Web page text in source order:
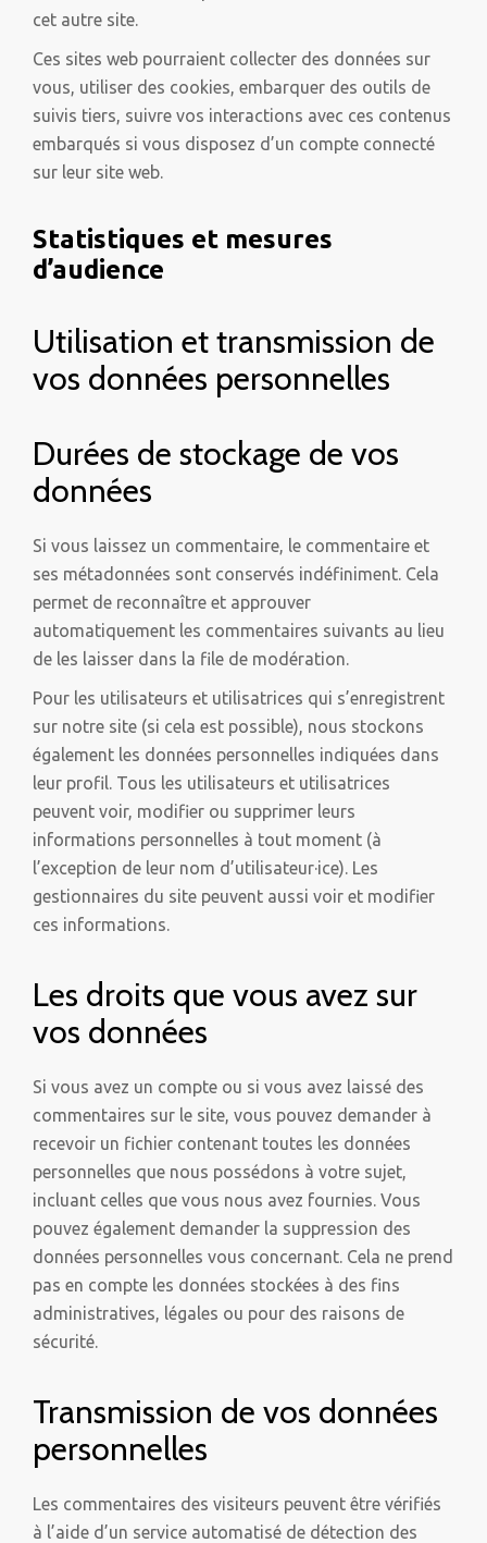
cet autre site.
Ces sites web pourraient collecter des données sur
vous, utiliser des cookies, embarquer des outils de
suivis tiers, suivre vos interactions avec ces contenus
embarqués si vous disposez d’un compte connecté
sur leur site web.
Statistiques et mesures
d’audience
Utilisation et transmission de
vos données personnelles
Durées de stockage de vos
données
Si vous laissez un commentaire, le commentaire et
ses métadonnées sont conservés indéfiniment. Cela
permet de reconnaître et approuver
automatiquement les commentaires suivants au lieu
de les laisser dans la file de modération.
Pour les utilisateurs et utilisatrices qui s’enregistrent
sur notre site (si cela est possible), nous stockons
également les données personnelles indiquées dans
leur profil. Tous les utilisateurs et utilisatrices
peuvent voir, modifier ou supprimer leurs
informations personnelles à tout moment (à
l’exception de leur nom d’utilisateur·ice). Les
gestionnaires du site peuvent aussi voir et modifier
ces informations.
Les droits que vous avez sur
vos données
Si vous avez un compte ou si vous avez laissé des
commentaires sur le site, vous pouvez demander à
recevoir un fichier contenant toutes les données
personnelles que nous possédons à votre sujet,
incluant celles que vous nous avez fournies. Vous
pouvez également demander la suppression des
données personnelles vous concernant. Cela ne prend
pas en compte les données stockées à des fins
administratives, légales ou pour des raisons de
sécurité.
Transmission de vos données
personnelles
Les commentaires des visiteurs peuvent être vérifiés
à l’aide d’un service automatisé de détection des